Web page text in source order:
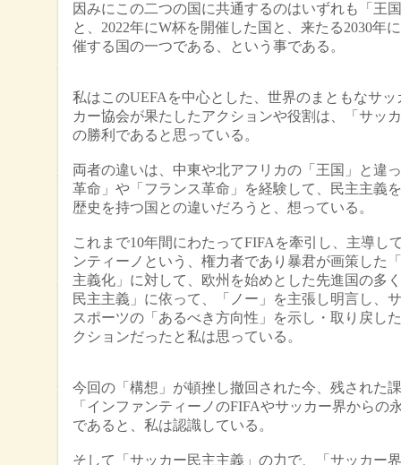
因みにこの二つの国に共通するのはいずれも「王
と、2022年にW杯を開催した国と、来たる2030年
催する国の一つである、という事である。
私はこのUEFAを中心とした、世界のまともなサ
カー協会が果たしたアクションや役割は、「サッ
の勝利であると思っている。
両者の違いは、中東や北アフリカの「王国」と違
革命」や「フランス革命」を経験して、民主主義
歴史を持つ国との違いだろうと、想っている。
これまで10年間にわたってFIFAを牽引し、主導し
ンティーノという、権力者であり暴君が画策した
主義化」に対して、欧州を始めとした先進国の多
民主主義」に依って、「ノー」を主張し明言し、
スポーツの「あるべき方向性」を示し・取り戻し
クションだったと私は思っている。
今回の「構想」が頓挫し撤回された今、残された
「インファンティーノのFIFAやサッカー界からの
であると、私は認識している。
そして「サッカー民主主義」の力で、「サッカー